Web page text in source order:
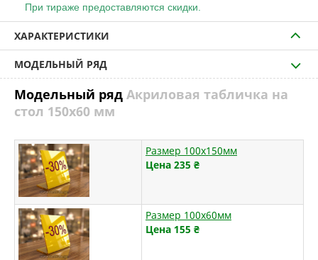
При тираже предоставляются скидки.
ХАРАКТЕРИСТИКИ
МОДЕЛЬНЫЙ РЯД
Модельный ряд Акриловая табличка на
стол 150х60 мм
Размер 100х150мм
Цена 235 ₴
Размер 100х60мм
Цена 155 ₴